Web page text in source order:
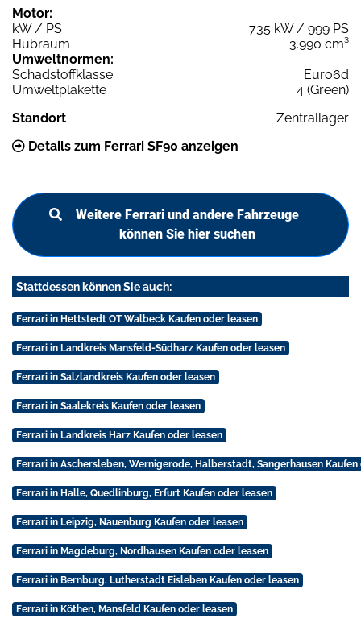
Motor:
kW / PS
735 kW / 999 PS
Hubraum
3.990 cm³
Umweltnormen:
Schadstoffklasse
Euro6d
Umweltplakette
4 (Green)
Standort
Zentrallager
Details zum Ferrari SF90 anzeigen
Weitere Ferrari und andere Fahrzeuge
können Sie hier suchen
Stattdessen können Sie auch:
Ferrari in Hettstedt OT Walbeck Kaufen oder leasen
Ferrari in Landkreis Mansfeld-Südharz Kaufen oder leasen
Ferrari in Salzlandkreis Kaufen oder leasen
Ferrari in Saalekreis Kaufen oder leasen
Ferrari in Landkreis Harz Kaufen oder leasen
Ferrari in Aschersleben, Wernigerode, Halberstadt, Sangerhausen Kaufen
Ferrari in Halle, Quedlinburg, Erfurt Kaufen oder leasen
Ferrari in Leipzig, Nauenburg Kaufen oder leasen
Ferrari in Magdeburg, Nordhausen Kaufen oder leasen
Ferrari in Bernburg, Lutherstadt Eisleben Kaufen oder leasen
Ferrari in Köthen, Mansfeld Kaufen oder leasen